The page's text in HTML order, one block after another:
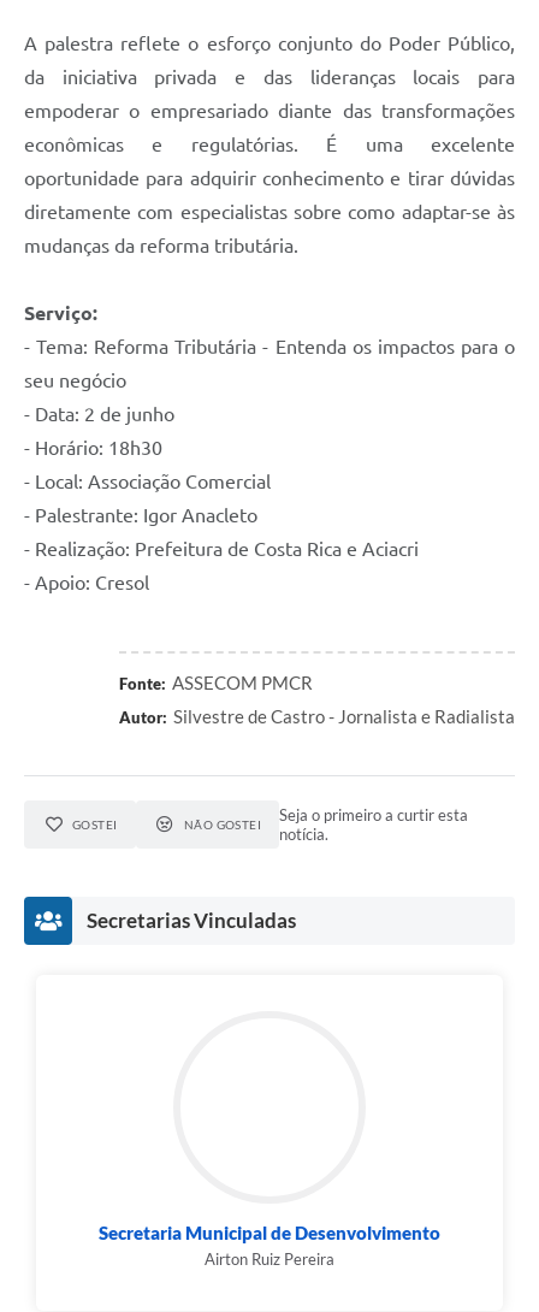
A palestra reflete o esforço conjunto do Poder Público,
da iniciativa privada e das lideranças locais para
empoderar o empresariado diante das transformações
econômicas e regulatórias. É uma excelente
oportunidade para adquirir conhecimento e tirar dúvidas
diretamente com especialistas sobre como adaptar-se às
mudanças da reforma tributária.
Serviço:
- Tema: Reforma Tributária - Entenda os impactos para o
seu negócio
- Data: 2 de junho
- Horário: 18h30
- Local: Associação Comercial
- Palestrante: Igor Anacleto
- Realização: Prefeitura de Costa Rica e Aciacri
- Apoio: Cresol
Fonte: ASSECOM PMCR
Autor: Silvestre de Castro - Jornalista e Radialista
GOSTEI NÃO GOSTEI
Seja o primeiro a curtir esta
notícia.
Secretarias Vinculadas
Secretaria Municipal de Desenvolvimento
Airton Ruiz Pereira